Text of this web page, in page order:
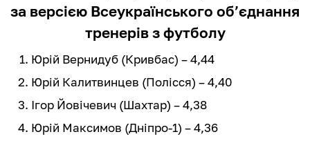
за версією Всеукраїнського об’єднання
тренерів з футболу
Юрій Вернидуб (Кривбас) – 4,44
Юрій Калитвинцев (Полісся) – 4,40
Ігор Йовічевич (Шахтар) – 4,38
Юрій Максимов (Дніпро-1) – 4,36